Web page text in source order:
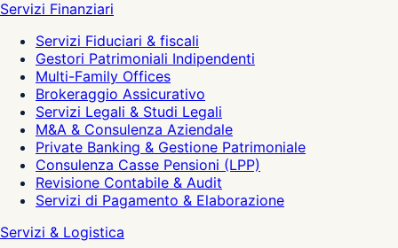
Servizi Finanziari
Servizi Fiduciari & fiscali
Gestori Patrimoniali Indipendenti
Multi-Family Offices
Brokeraggio Assicurativo
Servizi Legali & Studi Legali
M&A & Consulenza Aziendale
Private Banking & Gestione Patrimoniale
Consulenza Casse Pensioni (LPP)
Revisione Contabile & Audit
Servizi di Pagamento & Elaborazione
Servizi & Logistica